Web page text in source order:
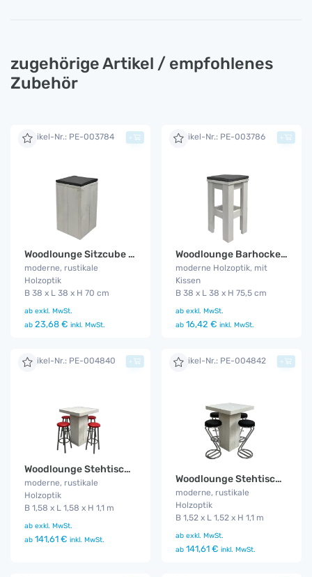
zugehörige Artikel / empfohlenes
Zubehör
Artikel-Nr.: PE-003784
Woodlounge Sitzcube XL
moderne, rustikale
Holzoptik
B 38 x L 38 x H 70 cm
ab exkl. MwSt.
ab 23,68 € inkl. MwSt.
+ Artikel-Nr.: PE-003786
Woodlounge Barhocker mit Kissen
moderne Holzoptik, mit
Kissen
B 38 x L 38 x H 75,5 cm
ab exkl. MwSt.
ab 16,42 € inkl. MwSt.
+
Artikel-Nr.: PE-004840
Woodlounge Stehtischset Rot 4P.
moderne, rustikale
Holzoptik
B 1,58 x L 1,58 x H 1,1 m
ab exkl. MwSt.
ab 141,61 € inkl. MwSt.
+ Artikel-Nr.: PE-004842
Woodlounge Stehtischset Z-schwarz 4P.
moderne, rustikale
Holzoptik
B 1,52 x L 1,52 x H 1,1 m
ab exkl. MwSt.
ab 141,61 € inkl. MwSt.
+